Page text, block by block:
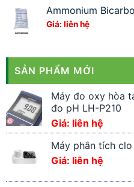
Ammonium
Giá: liên hệ
SẢN PHẨM MỚI
Máy đo oxy hòa
đo pH LH-P210
Giá: liên hệ
Máy phân tích
Giá: liên hệ